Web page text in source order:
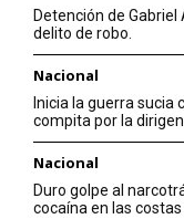
Detención de Gabriel
delito de robo.
Nacional
Inicia la guerra sucia
compita por la
Nacional
Duro golpe al
cocaína en las